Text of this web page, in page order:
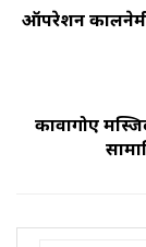
ऑपरेशन कालनेमी:
कावागोए